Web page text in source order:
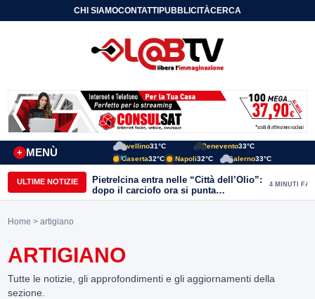
CHI SIAMOCONTATTIPUBBLICITÀCERCA
MENÙ
+
Avellino31°C Benevento33°C
Caserta32°C Napoli32°C Salerno33°C
ULTIME NOTIZIE
Pietrelcina entra nelle “Città dell’Olio”:
dopo il carciofo ora si punta
sull’olivicoltura
4 MINUTI FA
Home > artigiano
ARTIGIANO
Tutte le notizie, gli approfondimenti e gli aggiornamenti della
sezione.